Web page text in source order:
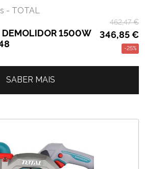
- TOTAL
1500W
462,47€
346,85€
-25%
SABER MAIS